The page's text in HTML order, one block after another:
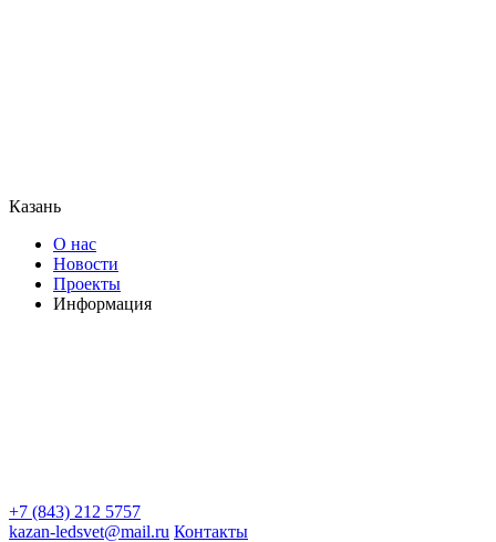
Казань
О нас
Новости
Проекты
Информация
+7 (843) 212 5757
kazan-ledsvet@mail.ru Контакты